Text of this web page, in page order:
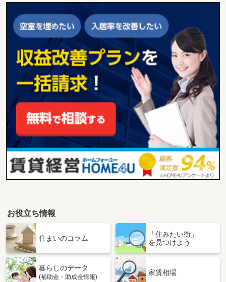
お役立ち情報
住まいのコラム
「住みたい街」
を見つけよう
暮らしのデータ
(補助金・助成金情報)
家賃相場